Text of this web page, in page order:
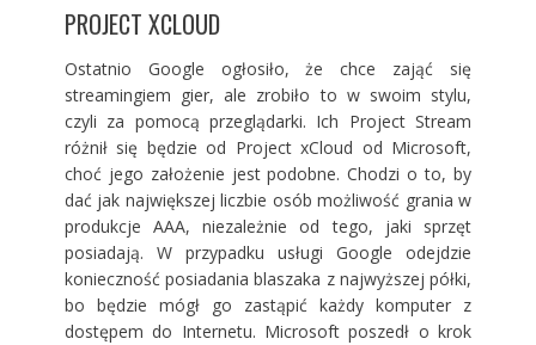
PROJECT XCLOUD
Ostatnio Google ogłosiło, że chce zająć się
streamingiem gier, ale zrobiło to w swoim stylu,
czyli za pomocą przeglądarki. Ich Project Stream
różnił się będzie od Project xCloud od Microsoft,
choć jego założenie jest podobne. Chodzi o to, by
dać jak największej liczbie osób możliwość grania w
produkcje AAA, niezależnie od tego, jaki sprzęt
posiadają. W przypadku usługi Google odejdzie
konieczność posiadania blaszaka z najwyższej półki,
bo będzie mógł go zastąpić każdy komputer z
dostępem do Internetu. Microsoft poszedł o krok